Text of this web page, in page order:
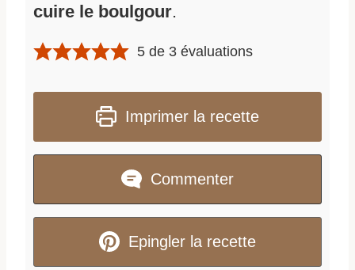
cuire le boulgour.
5 de 3 évaluations
Imprimer la recette
Commenter
Epingler la recette